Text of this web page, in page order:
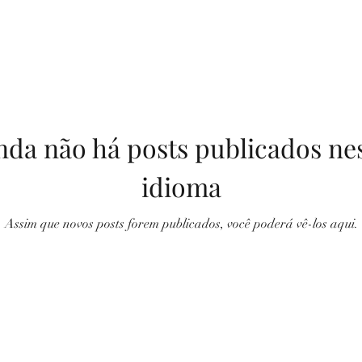
não há posts publicados
idioma
Assim que novos posts forem publicados, você poderá vê-los aqui.